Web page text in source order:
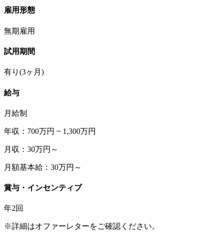
雇用形態
無期雇用
試用期間
有り(3ヶ月)
給与
月給制
年収：700万円 ~ 1,300万円
月収：30万円～
月額基本給：30万円～
賞与・インセンティブ
年2回
※詳細はオファーレターをご確認ください。